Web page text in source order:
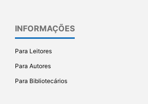
INFORMAÇÕES
Para Leitores
Para Autores
Para Bibliotecários